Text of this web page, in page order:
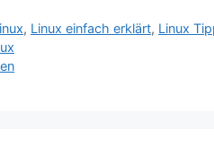
, Linux einfach erklärt, Linux